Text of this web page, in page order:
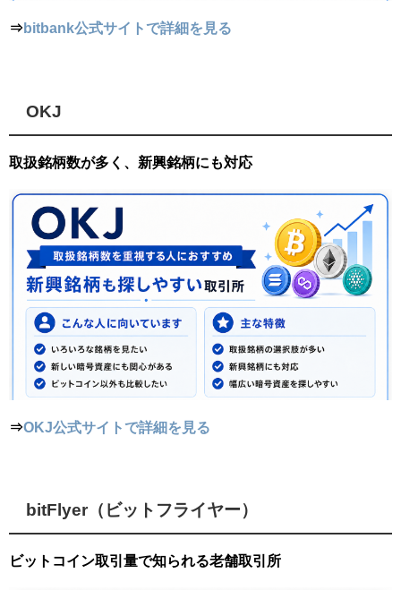
⇒bitbank公式サイトで詳細を見る
OKJ
取扱銘柄数が多く、新興銘柄にも対応
⇒OKJ公式サイトで詳細を見る
bitFlyer（ビットフライヤー）
ビットコイン取引量で知られる老舗取引所